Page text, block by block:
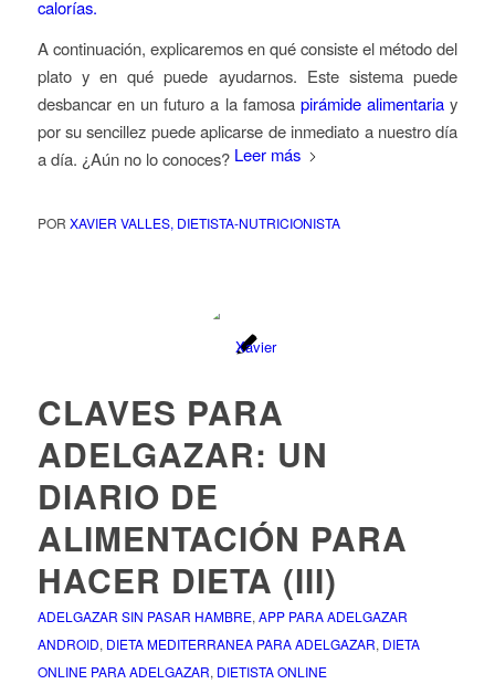
calorías.
A continuación, explicaremos en qué consiste el método del
plato y en qué puede ayudarnos. Este sistema puede
desbancar en un futuro a la famosa pirámide alimentaria y
por su sencillez puede aplicarse de inmediato a nuestro día
a día. ¿Aún no lo conoces? Leer más
POR XAVIER VALLES, DIETISTA-NUTRICIONISTA
CLAVES PARA
ADELGAZAR: UN
DIARIO DE
ALIMENTACIÓN PARA
HACER DIETA (III)
ADELGAZAR SIN PASAR HAMBRE, APP PARA ADELGAZAR
ANDROID, DIETA MEDITERRANEA PARA ADELGAZAR, DIETA
ONLINE PARA ADELGAZAR, DIETISTA ONLINE